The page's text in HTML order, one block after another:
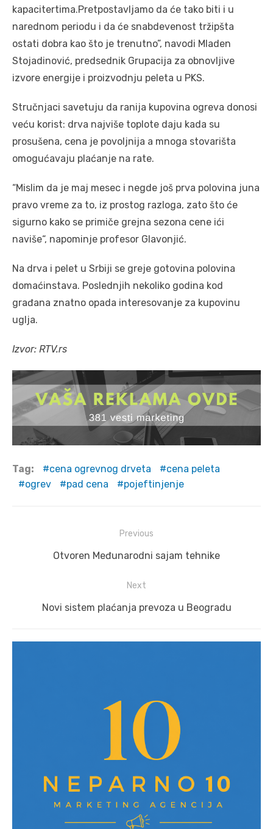
kapacitertima.Pretpostavljamo da će tako biti i u
narednom periodu i da će snabdevenost tržipšta
ostati dobra kao što je trenutno”, navodi Mladen
Stojadinović, predsednik Grupacija za obnovljive
izvore energije i proizvodnju peleta u PKS.
Stručnjaci savetuju da ranija kupovina ogreva donosi
veću korist: drva najviše toplote daju kada su
prosušena, cena je povoljnija a mnoga stovarišta
omogućavaju plaćanje na rate.
“Mislim da je maj mesec i negde još prva polovina juna
pravo vreme za to, iz prostog razloga, zato što će
sigurno kako se primiče grejna sezona cene ići
naviše“, napominje profesor Glavonjić.
Na drva i pelet u Srbiji se greje gotovina polovina
domaćinstava. Poslednjih nekoliko godina kod
građana znatno opada interesovanje za kupovinu
uglja.
Izvor: RTV.rs
Tag: cena ogrevnog drveta
cena peleta
ogrev
pad cena pojeftinjenje
navigation
Previous
Previous
Otvoren Međunarodni sajam tehnike
Next
Next
Novi sistem plaćanja prevoza u Beogradu